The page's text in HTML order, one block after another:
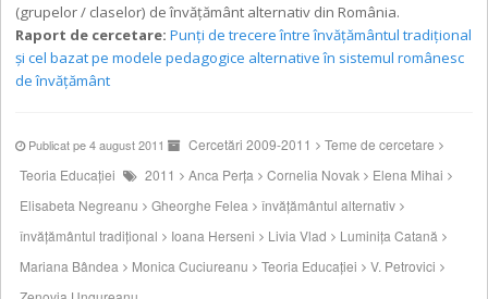
(grupelor / claselor) de învăţământ alternativ din România.
Raport de cercetare: Punți de trecere între învățământul tradițional
și cel bazat pe modele pedagogice alternative în sistemul românesc
de învățământ
Publicat pe 4 august 2011 Cercetări 2009-2011
Teme de cercetare
Teoria Educației
2011 Anca Perţa Cornelia Novak
Elena Mihai
Elisabeta Negreanu
Gheorghe Felea
învățământul alternativ
învățământul tradițional
Ioana Herseni Livia Vlad
Luminița Catană
Mariana Bândea
Monica Cuciureanu Teoria Educației
V. Petrovici